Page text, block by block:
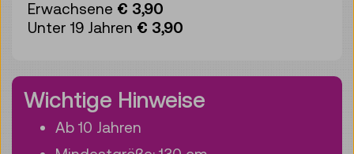
Erwachsene € 3,90
Unter 19 Jahren € 3,90
Wichtige Hinweise
Ab 10 Jahren